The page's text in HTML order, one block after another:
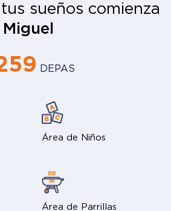
sueños comienza
DEPAS
Área de Niños
Área de Parrillas